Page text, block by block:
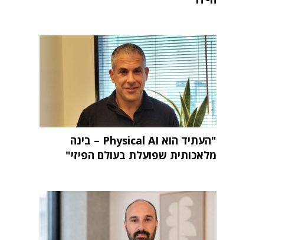
"העתיד הוא Physical AI – בינה
מלאכותית שפועלת בעולם הפיזי"